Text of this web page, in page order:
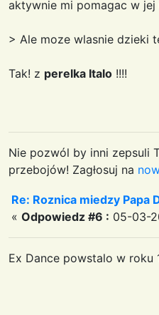
aktywnie mi pomagac w
> Ale moze wlasnie dzieki
Tak! z perelka Italo !!!!
Nie pozwól by inni zepsuli
przebojów! Zagłosuj na
Re: Roznica miedzy Papa
« Odpowiedz #6 : 05-03-
Ex Dance powstalo w roku